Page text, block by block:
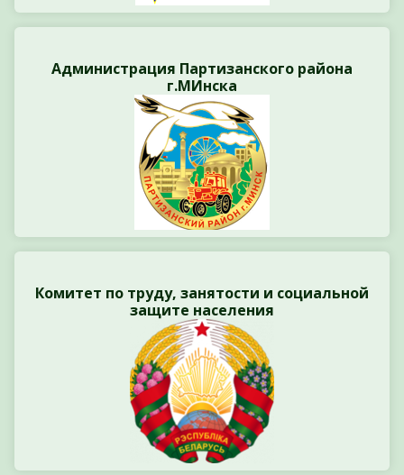
Администрация Партизанского района
г.МИнска
Комитет по труду, занятости и социальной
защите населения